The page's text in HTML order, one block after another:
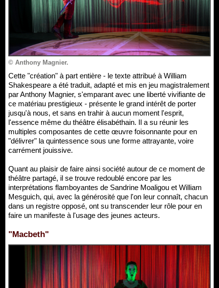
© Anthony Magnier.
Cette "création" à part entière - le texte attribué à William
Shakespeare a été traduit, adapté et mis en jeu magistralement
par Anthony Magnier, s'emparant avec une liberté vivifiante de
ce matériau prestigieux - présente le grand intérêt de porter
jusqu'à nous, et sans en trahir à aucun moment l'esprit,
l'essence même du théâtre élisabéthain. Il a su réunir les
multiples composantes de cette œuvre foisonnante pour en
"délivrer" la quintessence sous une forme attrayante, voire
carrément jouissive.
Quant au plaisir de faire ainsi société autour de ce moment de
théâtre partagé, il se trouve redoublé encore par les
interprétations flamboyantes de Sandrine Moaligou et William
Mesguich, qui, avec la générosité que l'on leur connaît, chacun
dans un registre opposé, ont su transcender leur rôle pour en
faire un manifeste à l'usage des jeunes acteurs.
"Macbeth"